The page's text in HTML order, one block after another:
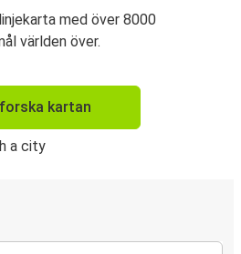
med över 8000
världen över.
kartan